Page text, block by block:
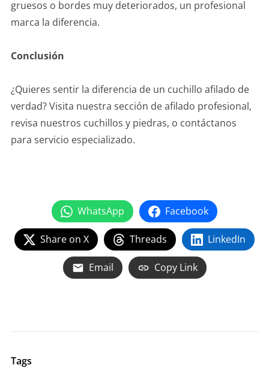
gruesos o bordes muy deteriorados, un profesional
marca la diferencia.
Conclusión
¿Quieres sentir la diferencia de un cuchillo afilado de
verdad? Visita nuestra sección de afilado profesional,
revisa nuestros cuchillos y piedras, o contáctanos
para servicio especializado.
WhatsApp
Facebook
Share on X Threads LinkedIn
Email Copy Link
Tags